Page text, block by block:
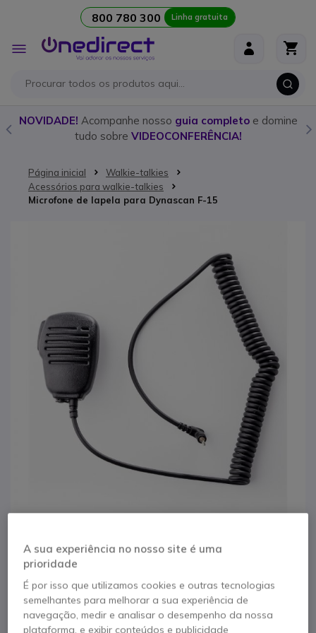
800 780 300 Linha gratuita
Alternar
Nav
NOVIDADE! Acompanhe nosso guia completoe domine
tudo sobre VIDEOCONFERÊNCIA!
Página inicial
Walkie-talkies
Acessórios para walkie-talkies
Microfone de lapela para Dynascan F-15
Microfone de lapela
para Dynascan F-15
Referência produto: DYNMICF15 // Referência de fabricante: MICF15
Saltar para o início da Galeria de imagens
A sua experiência no nosso site é uma
prioridade
É por isso que utilizamos cookies e outras tecnologias
semelhantes para melhorar a sua experiência de
navegação, medir e analisar o desempenho da nossa
plataforma, e exibir conteúdos e publicidade